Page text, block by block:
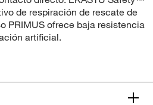
de respiración de rescate de
PRIMUS ofrece baja resistencia
artificial.